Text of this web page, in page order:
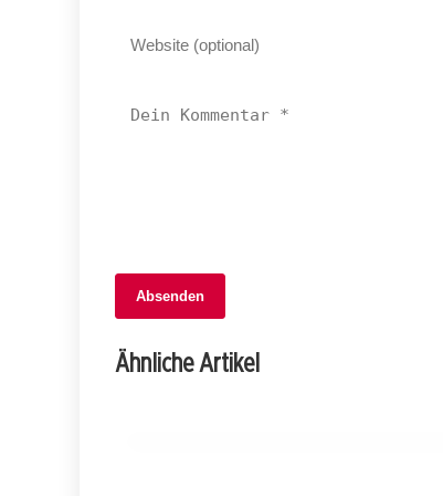
Absenden
Ähnliche Artikel
21. Mai 2025
Junger Mann mit Imitationswaffe in